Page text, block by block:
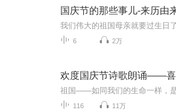
国庆节的那些事儿-来历由
6 2万
欢度国庆节诗歌朗诵——
116 11万